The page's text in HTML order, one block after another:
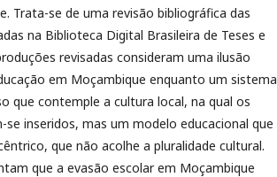
Trata-se de uma revisão bibliográfica das
na Biblioteca Digital Brasileira de Teses e
revisadas consideram uma ilusão
em Moçambique enquanto um sistema
que contemple a cultura local, na qual os
inseridos, mas um modelo educacional que
que não acolhe a pluralidade cultural.
que a evasão escolar em Moçambique